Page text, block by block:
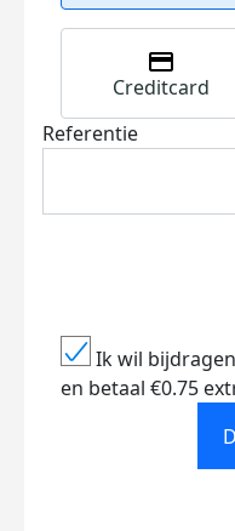
Creditcard
Referentie
Ik wil
en betaal €0.75